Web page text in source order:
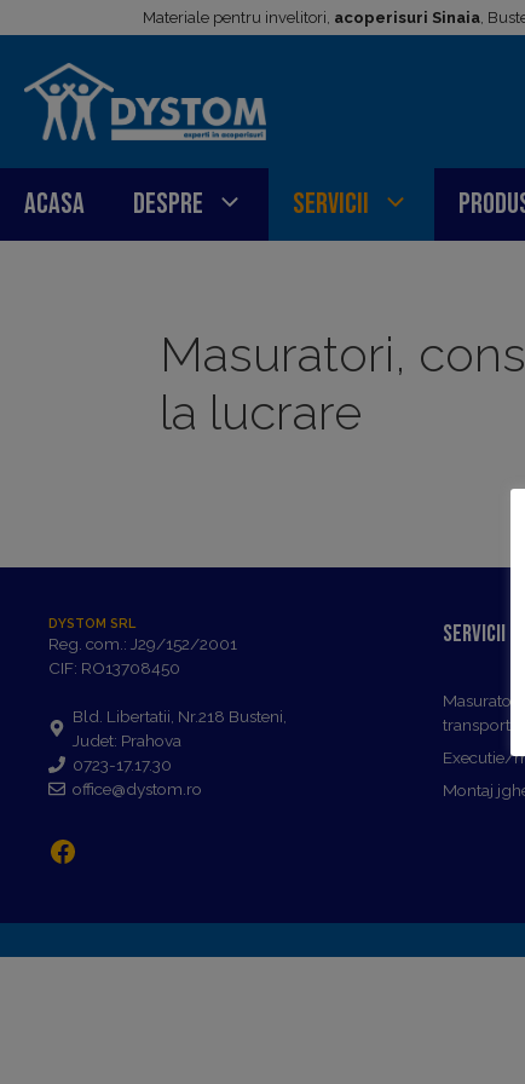
conținut
Materiale pentru invelitori, acoperisuri Sinaia,
Acasa Despre Servicii
Masuratori,
la lucrare
DYSTOM SRL
Reg. com.: J29/152/2001
CIF: RO13708450
Bld. Libertatii, Nr.218 Busteni,
Judet: Prahova
0723-17.17.30
office@dystom.ro
Facebook
Servicii
transport
Executie/
Montaj